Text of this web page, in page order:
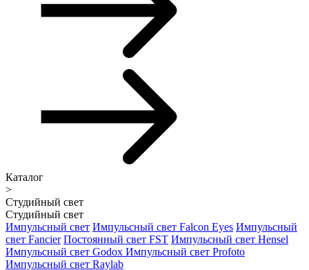
Каталог
>
Студийный свет
Студийный свет
Импульсный свет Импульсный свет Falcon Eyes Импульсный
свет Fancier Постоянный свет FST Импульсный свет Hensel
Импульсный свет Godox Импульсный свет Profoto
Импульсный свет Raylab